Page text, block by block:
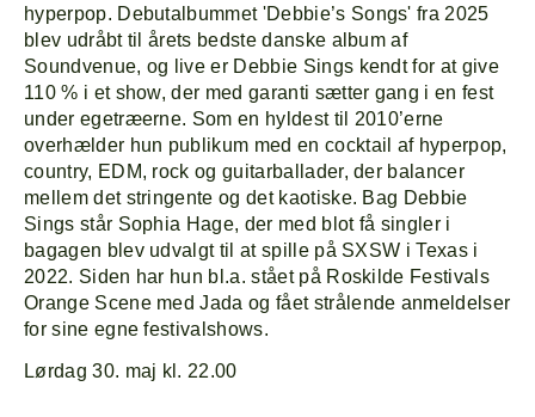
hyperpop. Debutalbummet 'Debbie’s Songs' fra 2025
blev udråbt til årets bedste danske album af
Soundvenue, og live er Debbie Sings kendt for at give
110 % i et show, der med garanti sætter gang i en fest
under egetræerne. Som en hyldest til 2010’erne
overhælder hun publikum med en cocktail af hyperpop,
country, EDM, rock og guitarballader, der balancer
mellem det stringente og det kaotiske. Bag Debbie
Sings står Sophia Hage, der med blot få singler i
bagagen blev udvalgt til at spille på SXSW i Texas i
2022. Siden har hun bl.a. stået på Roskilde Festivals
Orange Scene med Jada og fået strålende anmeldelser
for sine egne festivalshows.
Lørdag 30. maj kl. 22.00